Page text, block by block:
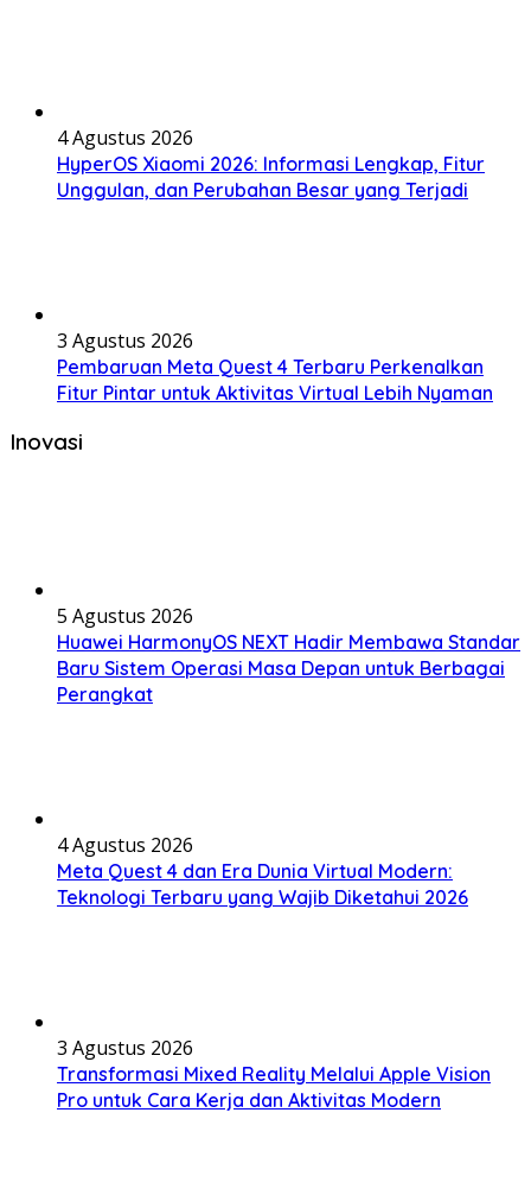
4 Agustus 2026
HyperOS Xiaomi 2026: Informasi Lengkap, Fitur
Unggulan, dan Perubahan Besar yang Terjadi
3 Agustus 2026
Pembaruan Meta Quest 4 Terbaru Perkenalkan
Fitur Pintar untuk Aktivitas Virtual Lebih Nyaman
Inovasi
5 Agustus 2026
Huawei HarmonyOS NEXT Hadir Membawa Standar
Baru Sistem Operasi Masa Depan untuk Berbagai
Perangkat
4 Agustus 2026
Meta Quest 4 dan Era Dunia Virtual Modern:
Teknologi Terbaru yang Wajib Diketahui 2026
3 Agustus 2026
Transformasi Mixed Reality Melalui Apple Vision
Pro untuk Cara Kerja dan Aktivitas Modern